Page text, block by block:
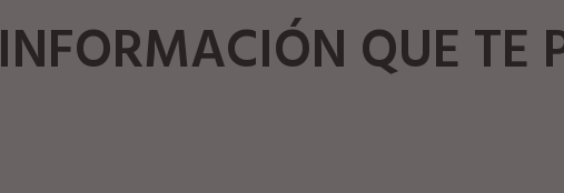
INFORMACIÓN QUE TE